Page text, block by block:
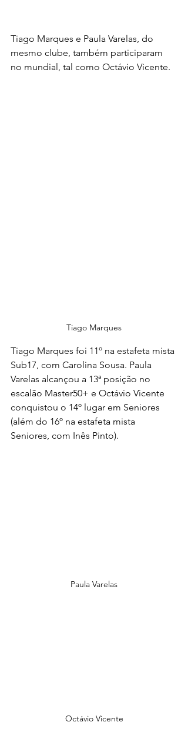
Tiago Marques e Paula Varelas, do
mesmo clube, também participaram
no mundial, tal como Octávio Vicente.
Tiago Marques
Tiago Marques foi 11º na estafeta mista
Sub17, com Carolina Sousa. Paula
Varelas alcançou a 13ª posição no
escalão Master50+ e Octávio Vicente
conquistou o 14º lugar em Seniores
(além do 16º na estafeta mista
Seniores, com Inês Pinto).
Paula Varelas
Octávio Vicente